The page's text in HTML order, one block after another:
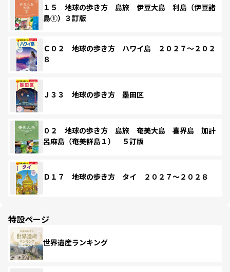
１５ 地球の歩き方 島旅 伊豆大島 利島（伊豆諸
島①）３訂版
Ｃ０２ 地球の歩き方 ハワイ島 ２０２７～２０２
８
Ｊ３３ 地球の歩き方 墨田区
０２ 地球の歩き方 島旅 奄美大島 喜界島 加計
呂麻島（奄美群島１） ５訂版
Ｄ１７ 地球の歩き方 タイ ２０２７～２０２８
特設ページ
世界遺産ランキング